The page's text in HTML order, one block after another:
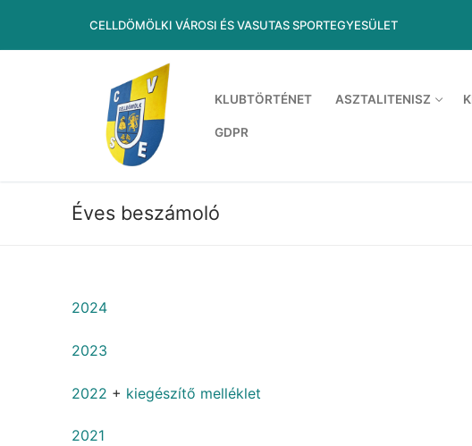
tartalomra
CELLDÖMÖLKI VÁROSI ÉS VASUTAS SPORTEGYESÜLET
KLUBTÖRTÉNET ASZTALITENISZ
GDPR
Éves beszámoló
2024
2023
2022 + kiegészítő melléklet
2021